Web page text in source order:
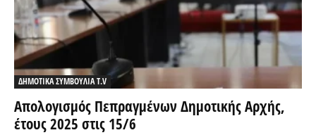
ΔΗΜΟΤΙΚΑ ΣΥΜΒΟΥΛΙΑ T.V
Απολογισμός Πεπραγμένων Δημοτικής Αρχής,
έτους 2025 στις 15/6